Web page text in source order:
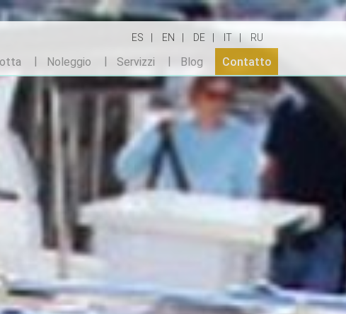
ES EN DE IT RU
Noleggio Servizzi Blog Contatto